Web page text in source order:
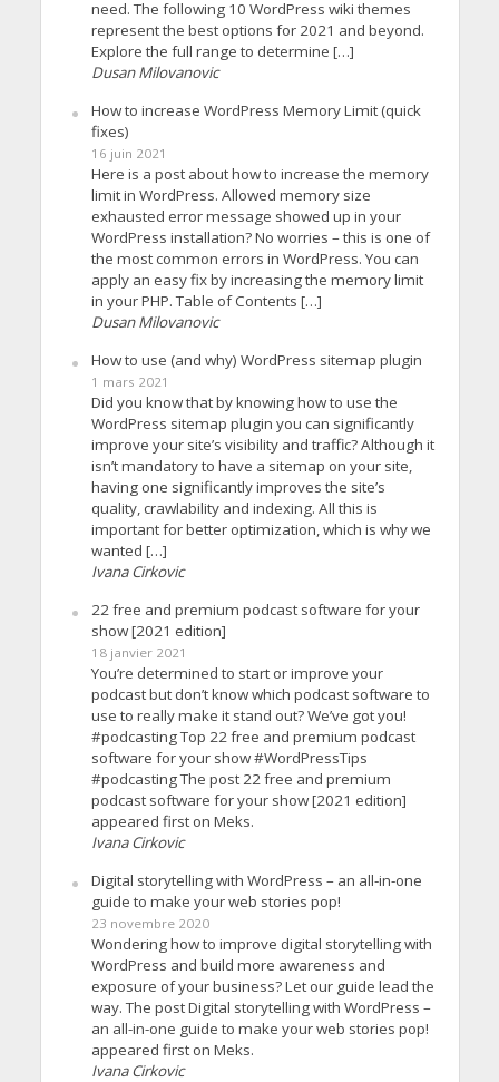
need. The following 10 WordPress wiki themes
represent the best options for 2021 and beyond.
Explore the full range to determine […]
Dusan Milovanovic
How to increase WordPress Memory Limit (quick
fixes)
16 juin 2021
Here is a post about how to increase the memory
limit in WordPress. Allowed memory size
exhausted error message showed up in your
WordPress installation? No worries – this is one of
the most common errors in WordPress. You can
apply an easy fix by increasing the memory limit
in your PHP. Table of Contents […]
Dusan Milovanovic
How to use (and why) WordPress sitemap plugin
1 mars 2021
Did you know that by knowing how to use the
WordPress sitemap plugin you can significantly
improve your site’s visibility and traffic? Although it
isn’t mandatory to have a sitemap on your site,
having one significantly improves the site’s
quality, crawlability and indexing. All this is
important for better optimization, which is why we
wanted […]
Ivana Cirkovic
22 free and premium podcast software for your
show [2021 edition]
18 janvier 2021
You’re determined to start or improve your
podcast but don’t know which podcast software to
use to really make it stand out? We’ve got you!
#podcasting Top 22 free and premium podcast
software for your show #WordPressTips
#podcasting The post 22 free and premium
podcast software for your show [2021 edition]
appeared first on Meks.
Ivana Cirkovic
Digital storytelling with WordPress – an all-in-one
guide to make your web stories pop!
23 novembre 2020
Wondering how to improve digital storytelling with
WordPress and build more awareness and
exposure of your business? Let our guide lead the
way. The post Digital storytelling with WordPress –
an all-in-one guide to make your web stories pop!
appeared first on Meks.
Ivana Cirkovic